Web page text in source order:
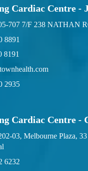
Cardiac Centre -
707 7/F 238 NATHAN
8891
8191
2935
Cardiac Centre -
03, Melbourne Plaza, 33
6232